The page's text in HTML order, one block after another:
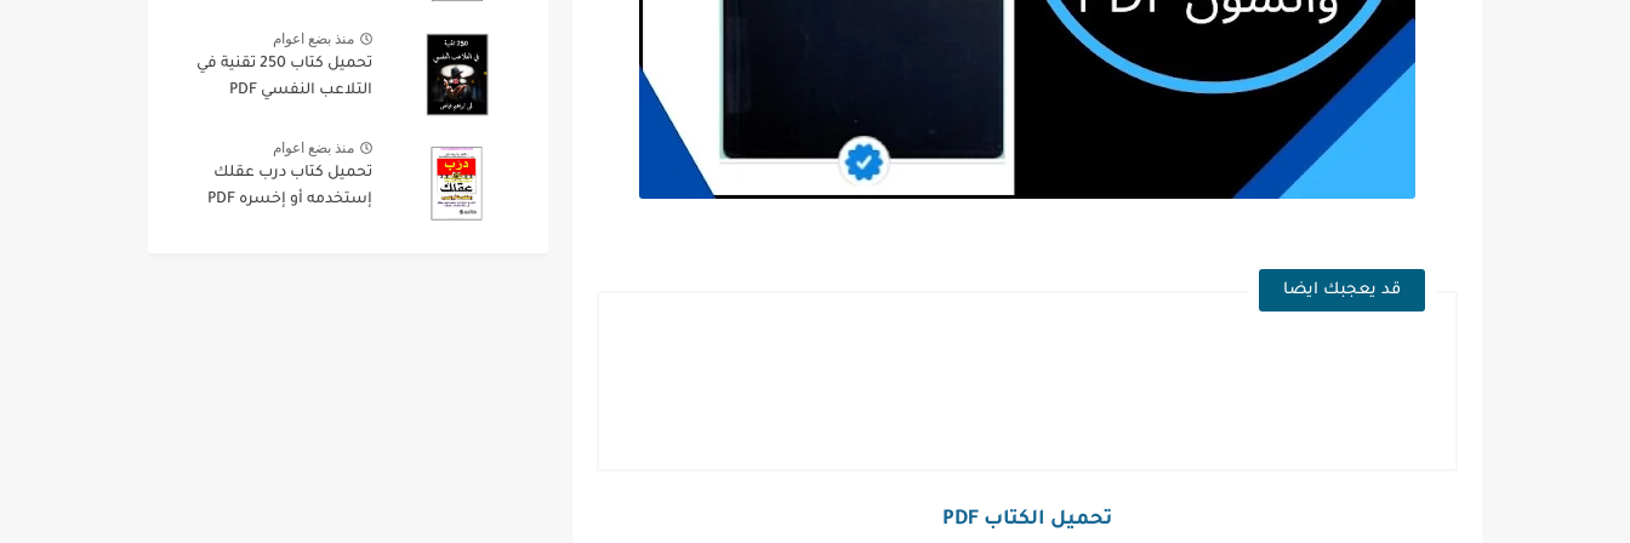
قد يعجبك ايضا
تحميل الكتاب PDF
منذ بضع اعوام
تحميل كتاب 250 تقنية في
التلاعب النفسي PDF
منذ بضع اعوام
تحميل كتاب درب عقلك
إستخدمه أو إخسره PDF